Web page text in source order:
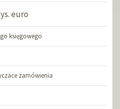
euro
księgowego
zamówienia